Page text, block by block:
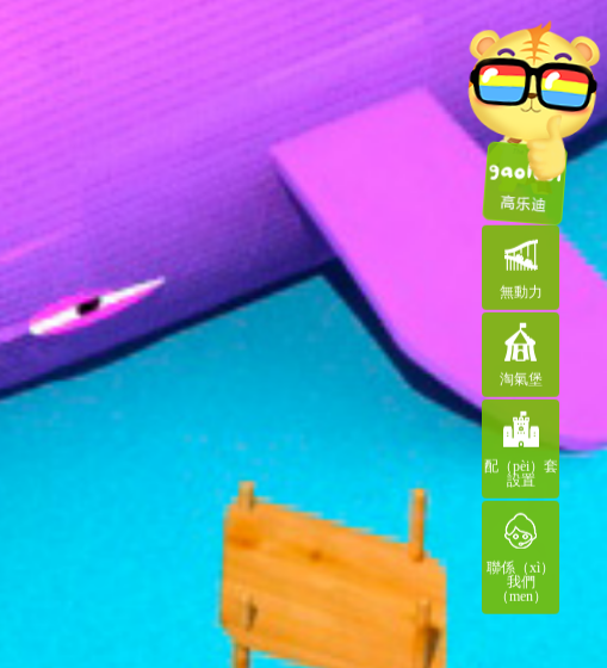
無動力
淘氣堡
配（pèi）套
設置
聯係（xì）
我們
（men）